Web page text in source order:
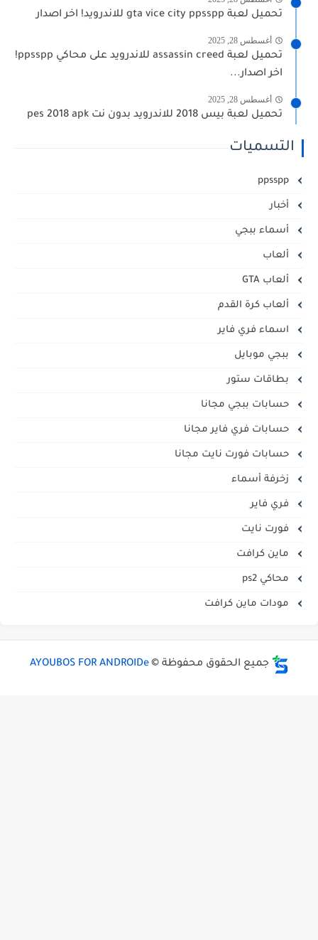
تحميل لعبة gta vice city ppsspp للاندرويد! اخر اصدار
أغسطس 28, 2025
تحميل لعبة assassin creed للاندرويد على محاكي ppsspp!
اخر اصدار...
أغسطس 28, 2025
تحميل لعبة بيس 2018 للاندرويد بدون نت pes 2018 apk
التسميات
ppsspp
أخبار
أسماء ببجي
ألعاب
ألعاب GTA
ألعاب كرة القدم
اسماء فري فاير
ببجي موبايل
بطاقات ستور
حسابات ببجي مجانا
حسابات فري فاير مجانا
حسابات فورت نايت مجانا
زخرفة أسماء
فري فاير
فورت نايت
ماين كرافت
محاكي ps2
مودات ماين كرافت
جميع الحقوق محفوظة © AYOUBOS FOR ANDROIDe